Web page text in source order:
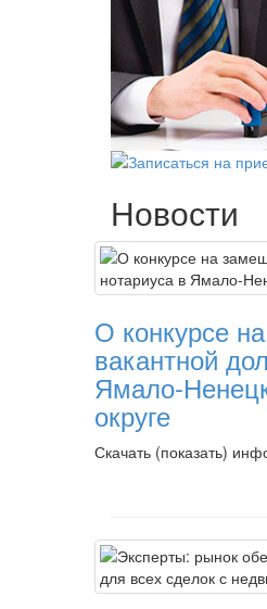
Новости
О конкурсе
вакантной
Ямало-
округе
Скачать (показать)